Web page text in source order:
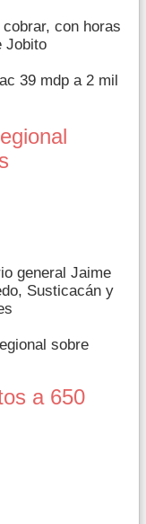
con horas
Jobito
39 mdp a 2 mil
general Jaime
Susticacán y
sobre
a 650